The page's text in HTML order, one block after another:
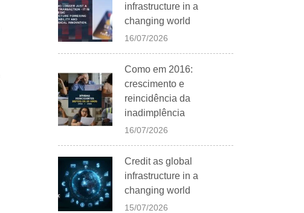
infrastructure in a
changing world
16/07/2026
Como em 2016:
crescimento e
reincidência da
inadimplência
16/07/2026
Credit as global
infrastructure in a
changing world
15/07/2026